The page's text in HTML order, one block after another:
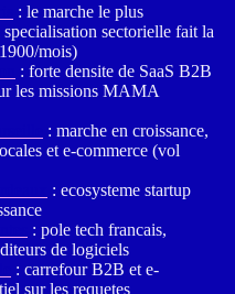
: le marche le plus
sectorielle fait la
mois)
: forte densite de SaaS B2B
les missions MAMA
: marche en croissance,
et e-commerce (vol
: ecosysteme startup
: pole tech francais,
de logiciels
: carrefour B2B et e-
sur les requetes